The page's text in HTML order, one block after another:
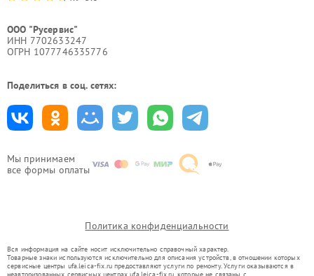
Мы принимаем
все формы оплаты
ООО "Русервис"
ИНН 7702633247
ОГРН 1077746335776
Поделиться в соц. сетях:
Политика конфиденциальности
Вся информация на сайте носит исключительно справочный характер.
Товарные знаки используются исключительно для описания устройств, в отношении которых
сервисные центры ufa.leica-fix.ru предоставляют услуги по ремонту. Услуги оказываются в